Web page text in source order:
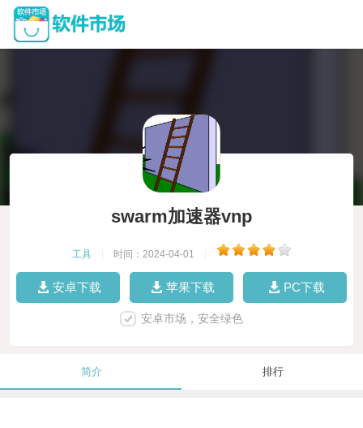
swarm加速器vnp
工具 时间：2024-04-01
安卓下载 苹果下载 PC下载
安卓市场，安全绿色
简介 排行